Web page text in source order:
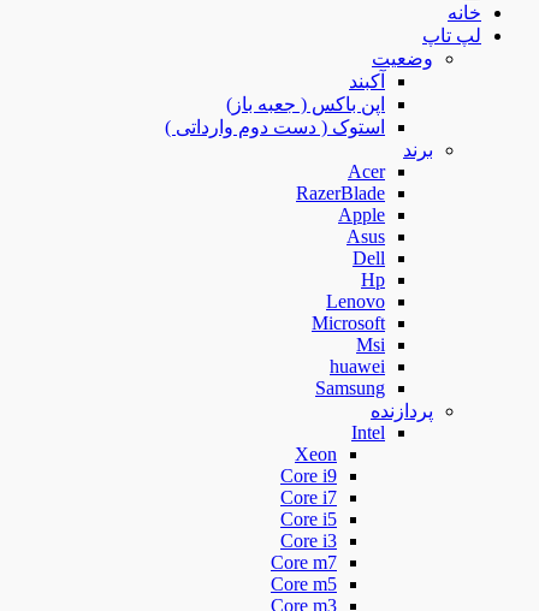
خانه
لپ تاپ
وضعیت
آکبند
اپن باکس ( جعبه باز)
استوک ( دست دوم وارداتی )
برند
Acer
RazerBlade
Apple
Asus
Dell
Hp
Lenovo
Microsoft
Msi
huawei
Samsung
پردازنده
Intel
Xeon
Core i9
Core i7
Core i5
Core i3
Core m7
Core m5
Core m3